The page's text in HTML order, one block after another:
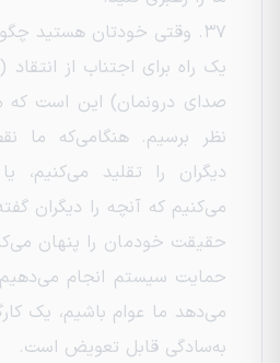
۳۷. وقتی خودتان هستید چگونه به نظر می‌رسید؟
یک راه برای اجتناب از
صدای درونمان) این است که
نظر برسیم. هنگامی‌که ما
دیگران را تقلید
می‌کنیم که آنچه را دیگران
حقیقت خودمان را پنهان
حمایت سیستم انجام
می‌دهد ما عوام باشیم، یک
به‌سادگی قابل تعویض است.